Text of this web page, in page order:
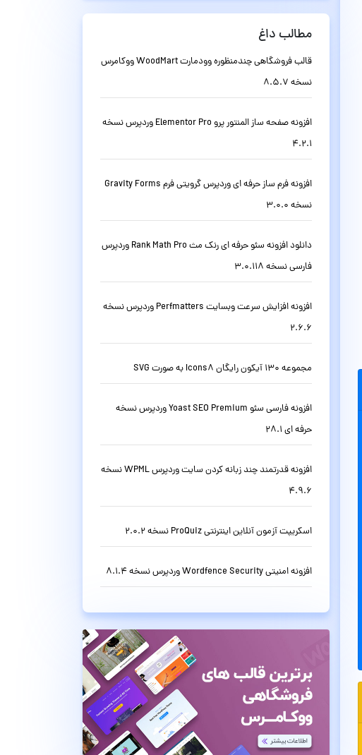
مطالب داغ
قالب فروشگاهی چندمنظوره وودمارت WoodMart ووکامرس
نسخه 8.5.7
افزونه صفحه ساز المنتور پرو Elementor Pro وردپرس نسخه
4.2.1
افزونه فرم ساز حرفه ای وردپرس گرویتی فرم Gravity Forms
نسخه 3.0.0
دانلود افزونه سئو حرفه ای رنک مث Rank Math Pro وردپرس
فارسی نسخه 3.0.118
افزونه افزایش سرعت وبسایت Perfmatters وردپرس نسخه
2.6.6
مجموعه 130 آیکون رایگان Icons8 به صورت SVG
افزونه فارسی سئو Yoast SEO Premium وردپرس نسخه
حرفه ای 28.1
افزونه قدرتمند چند زبانه کردن سایت وردپرس WPML نسخه
4.9.6
اسکریپت آزمون آنلاین اینترنتی ProQuiz نسخه 2.0.2
افزونه امنیتی Wordfence Security وردپرس نسخه 8.1.4